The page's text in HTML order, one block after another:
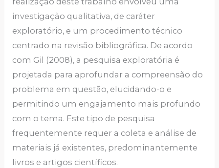
investigação qualitativa, de caráter
exploratório, e um procedimento técnico
centrado na revisão bibliográfica. De acordo
com Gil (2008), a pesquisa exploratória é
projetada para aprofundar a compreensão do
problema em questão, elucidando-o e
permitindo um engajamento mais profundo
com o tema. Este tipo de pesquisa
frequentemente requer a coleta e análise de
materiais já existentes, predominantemente
livros e artigos científicos.